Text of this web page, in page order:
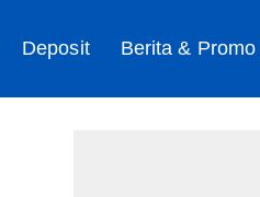
Deposit Berita & Promo